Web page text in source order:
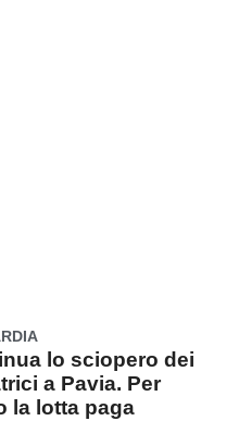
lo sciopero dei
a Pavia. Per
la lotta paga